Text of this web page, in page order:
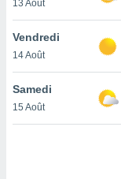
de
13 Août
Vendredi
14 Août
Samedi
15 Août